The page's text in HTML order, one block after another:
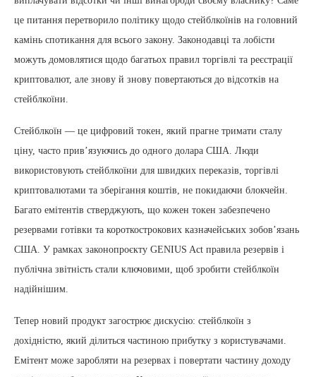
це питання перетворило політику щодо стейблкоїнів на головний
камінь спотикання для всього закону. Законодавці та лобісти
можуть домовлятися щодо багатьох правил торгівлі та реєстрації
криптовалют, але знову й знову повертаються до відсотків на
стейблкоїни.
Стейблкоїн — це цифровий токен, який прагне тримати сталу
ціну, часто прив’язуючись до одного долара США. Люди
використовують стейблкоїни для швидких переказів, торгівлі
криптовалютами та зберігання коштів, не покидаючи блокчейн.
Багато емітентів стверджують, що кожен токен забезпечено
резервами готівки та короткострокових казначейських зобов’язань
США. У рамках законопроєкту GENIUS Act правила резервів і
публічна звітність стали ключовими, щоб зробити стейблкоїн
надійнішим.
Тепер новий продукт загострює дискусію: стейблкоїн з
дохідністю, який ділиться частиною прибутку з користувачами.
Емітент може заробляти на резервах і повертати частину доходу